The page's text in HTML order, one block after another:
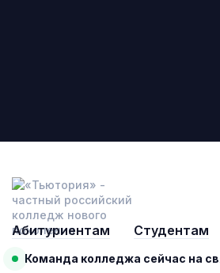
Абитуриентам Студентам
Команда колледжа сейчас на